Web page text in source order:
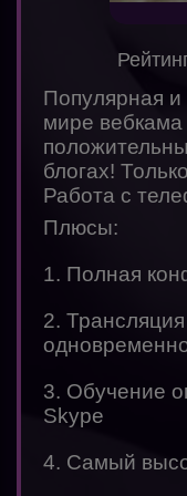
Популярная
мире
блогах!
Работа с
Плюсы:
1. Полная
2.
3. Обучение
Skype
4. Самый